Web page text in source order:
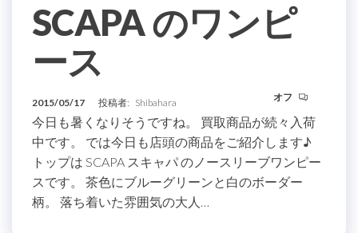
SCAPA のワンピ
ース
2015/05/17 投稿者: Shibahara オフ
今日も暑くなりそうですね。 買取商品が続々入荷
中です。 では今日も店頭の商品をご紹介します♪
トップは SCAPA スキャパ のノースリーブワンピー
スです。 茶色にブルーグリーンと白のボーダー
柄。 落ち着いた雰囲気の大人…